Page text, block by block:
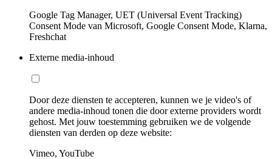
Google Tag Manager, UET (Universal Event Tracking)
Consent Mode van Microsoft, Google Consent Mode, Klarna,
Freshchat
Externe media-inhoud
Door deze diensten te accepteren, kunnen we je video's of
andere media-inhoud tonen die door externe providers wordt
gehost. Met jouw toestemming gebruiken we de volgende
diensten van derden op deze website:
Vimeo, YouTube